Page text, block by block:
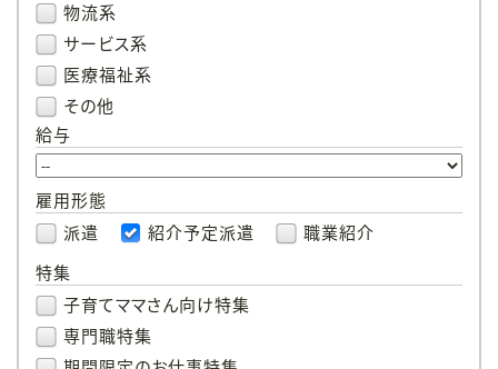
物流系
サービス系
医療福祉系
その他
給与
雇用形態
派遣
紹介予定派遣
職業紹介
特集
子育てママさん向け特集
専門職特集